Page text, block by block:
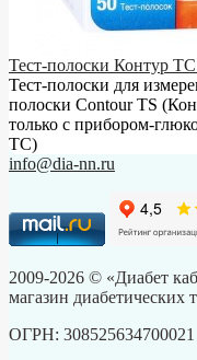
Тест-полоски Контур
Тест-полоски для
полоски Contour TS
только с прибором-
ТС)
info@dia-nn.ru
2009-2026 © «Диабет
магазин диабетических
ОГРН: 308525634700021